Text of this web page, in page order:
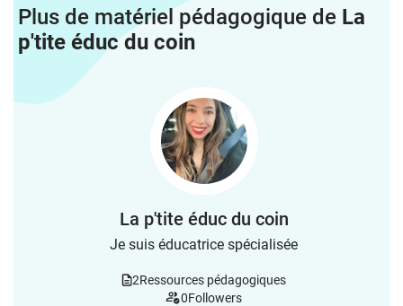
Plus de matériel pédagogique de La
p'tite éduc du coin
La p'tite éduc du coin
Je suis éducatrice spécialisée
2Ressources pédagogiques
0Followers